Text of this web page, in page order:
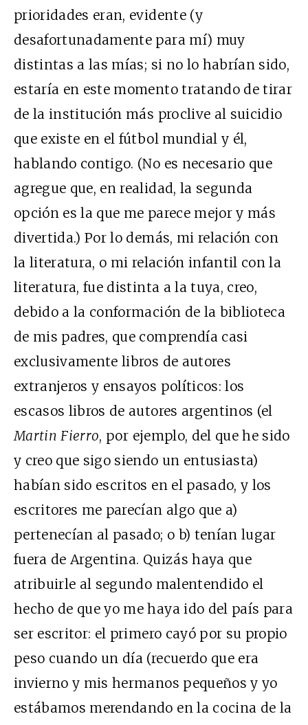
prioridades eran, evidente (y
desafortunadamente para mí) muy
distintas a las mías; si no lo habrían sido,
estaría en este momento tratando de tirar
de la institución más proclive al suicidio
que existe en el fútbol mundial y él,
hablando contigo. (No es necesario que
agregue que, en realidad, la segunda
opción es la que me parece mejor y más
divertida.) Por lo demás, mi relación con
la literatura, o mi relación infantil con la
literatura, fue distinta a la tuya, creo,
debido a la conformación de la biblioteca
de mis padres, que comprendía casi
exclusivamente libros de autores
extranjeros y ensayos políticos: los
escasos libros de autores argentinos (el
Martin Fierro, por ejemplo, del que he sido
y creo que sigo siendo un entusiasta)
habían sido escritos en el pasado, y los
escritores me parecían algo que a)
pertenecían al pasado; o b) tenían lugar
fuera de Argentina. Quizás haya que
atribuirle al segundo malentendido el
hecho de que yo me haya ido del país para
ser escritor: el primero cayó por su propio
peso cuando un día (recuerdo que era
invierno y mis hermanos pequeños y yo
estábamos merendando en la cocina de la